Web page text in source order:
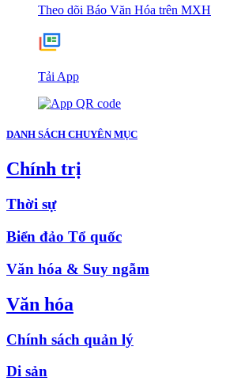
Theo dõi Báo Văn Hóa trên MXH
Tải App
DANH SÁCH CHUYÊN MỤC
Chính trị
Thời sự
Biển đảo Tổ quốc
Văn hóa & Suy ngẫm
Văn hóa
Chính sách quản lý
Di sản